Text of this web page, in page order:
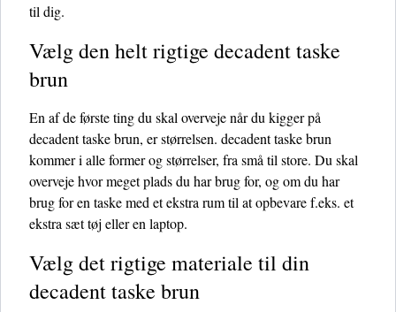
til dig.
Vælg den helt rigtige decadent taske
brun
En af de første ting du skal overveje når du kigger på
decadent taske brun, er størrelsen. decadent taske brun
kommer i alle former og størrelser, fra små til store. Du skal
overveje hvor meget plads du har brug for, og om du har
brug for en taske med et ekstra rum til at opbevare f.eks. et
ekstra sæt tøj eller en laptop.
Vælg det rigtige materiale til din
decadent taske brun